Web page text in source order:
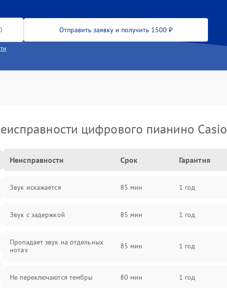
Отправить заявку и получить 1500 ₽
цифрового пианино Casio
Неисправности Срок Гарантия
Звук искажается 85 мин 1 год
Звук с задержкой 85 мин 1 год
Пропадает звук на отдельных
нотах
85 мин 1 год
Не переключаются тембры 80 мин 1 год